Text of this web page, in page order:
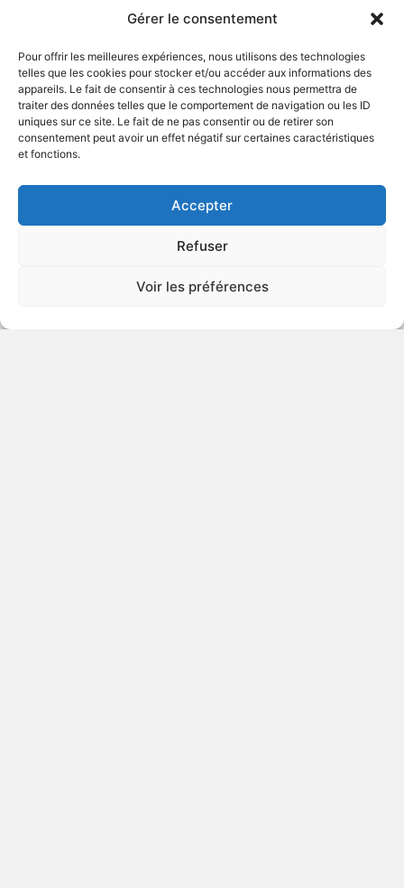
Gérer le consentement
Pour offrir les meilleures expériences, nous utilisons des technologies
telles que les cookies pour stocker et/ou accéder aux informations des
appareils. Le fait de consentir à ces technologies nous permettra de
traiter des données telles que le comportement de navigation ou les ID
uniques sur ce site. Le fait de ne pas consentir ou de retirer son
consentement peut avoir un effet négatif sur certaines caractéristiques
et fonctions.
Accepter
Refuser
Voir les préférences
2001 Comédie sentimentale
Autour de Lucy